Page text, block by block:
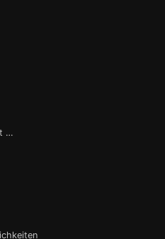
…